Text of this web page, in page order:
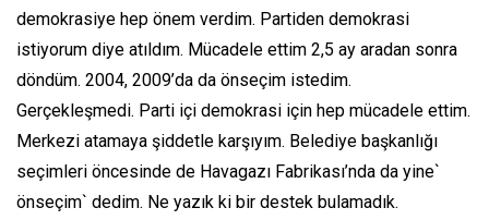
demokrasiye hep önem verdim. Partiden demokrasi
istiyorum diye atıldım. Mücadele ettim 2,5 ay aradan sonra
döndüm. 2004, 2009’da da önseçim istedim.
Gerçekleşmedi. Parti içi demokrasi için hep mücadele ettim.
Merkezi atamaya şiddetle karşıyım. Belediye başkanlığı
seçimleri öncesinde de Havagazı Fabrikası’nda da yine`
önseçim` dedim. Ne yazık ki bir destek bulamadık.